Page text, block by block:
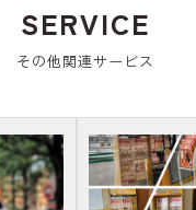
SERVICE
その他関連サービス